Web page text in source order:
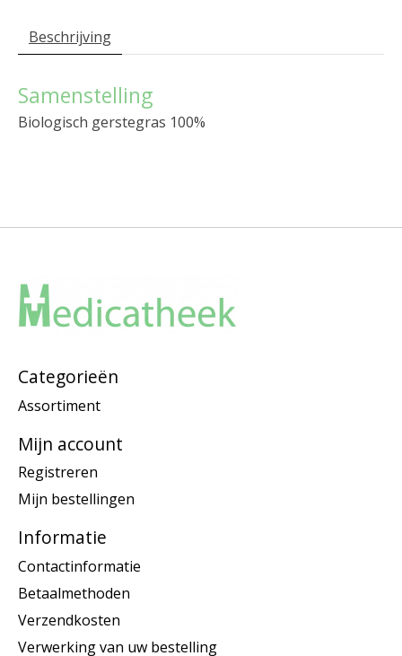
Beschrijving
Samenstelling
Biologisch gerstegras 100%
Categorieën
Assortiment
Mijn account
Registreren
Mijn bestellingen
Informatie
Contactinformatie
Betaalmethoden
Verzendkosten
Verwerking van uw bestelling